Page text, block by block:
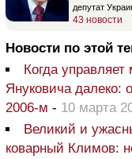
депутат
43 новости
Новости по этой
Когда
Януковича далеко:
2006-м - 10 марта
Великий и
коварный Климов: